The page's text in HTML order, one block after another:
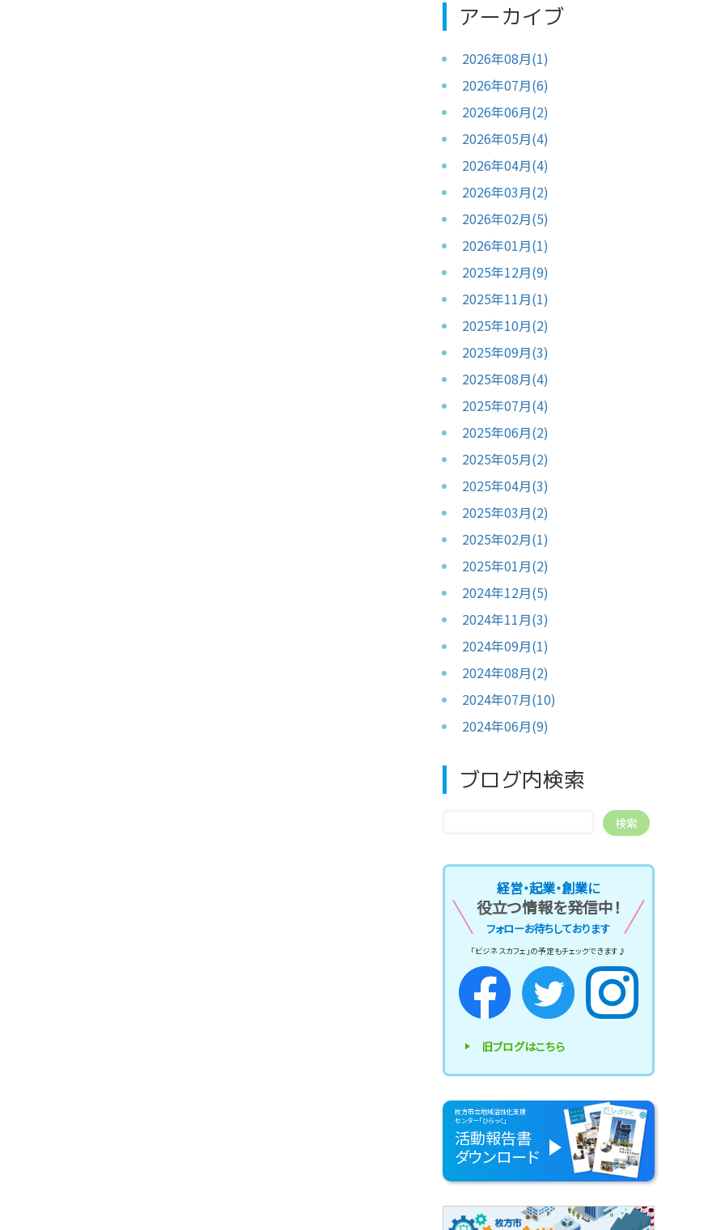
アーカイブ
2026年08月(1)
2026年07月(6)
2026年06月(2)
2026年05月(4)
2026年04月(4)
2026年03月(2)
2026年02月(5)
2026年01月(1)
2025年12月(9)
2025年11月(1)
2025年10月(2)
2025年09月(3)
2025年08月(4)
2025年07月(4)
2025年06月(2)
2025年05月(2)
2025年04月(3)
2025年03月(2)
2025年02月(1)
2025年01月(2)
2024年12月(5)
2024年11月(3)
2024年09月(1)
2024年08月(2)
2024年07月(10)
2024年06月(9)
ブログ内検索
経営・起業・創業に
役立つ情報を発信中！
フォローお待ちしております
「ビジネスカフェ」の予定もチェックできます♪
旧ブログはこちら
枚方市立地域活性化支援
センター「ひらっく」
活動報告書
ダウンロード